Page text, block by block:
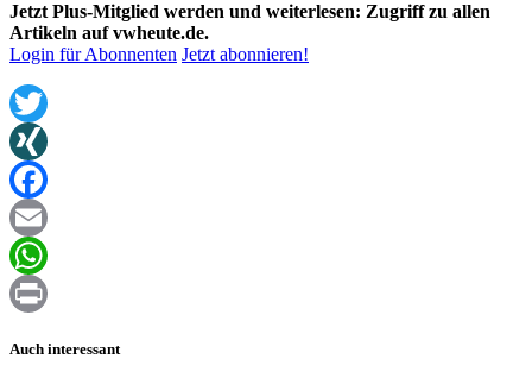
Jetzt Plus-Mitglied werden und weiterlesen: Zugriff zu allen
Artikeln auf vwheute.de.
Login für Abonnenten Jetzt abonnieren!
Twitter
XING
Facebook
Email
WhatsApp
Auch interessant